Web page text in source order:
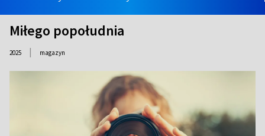
Miłego popołudnia
2025 | magazyn